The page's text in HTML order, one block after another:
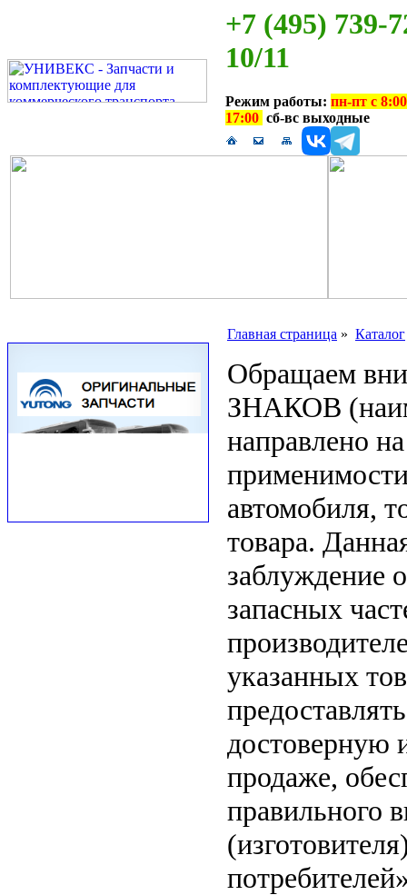
+7 (495) 739-
10/11
Режим работы: пн-пт с
17:00 сб-вс выходные
Главная страница » Каталог
Обращаем
ЗНАКОВ
направлено
автомобиля,
товара.
заблуждение
запасных
указанных
достоверную
продаже,
правильного